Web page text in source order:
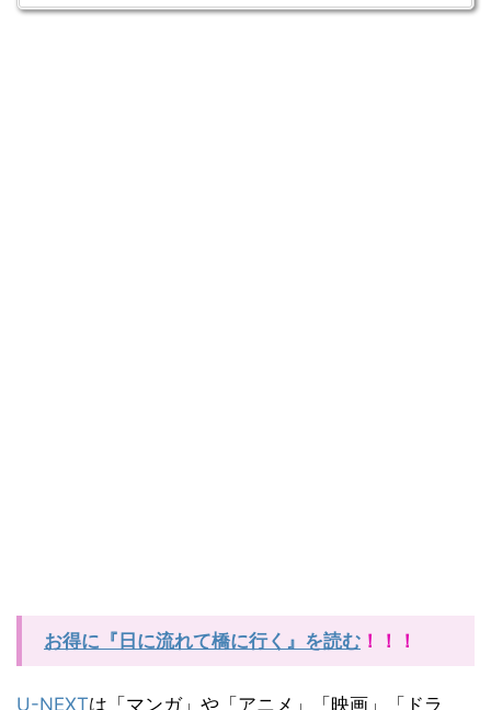
お得に『日に流れて橋に行く』を読む ！！！
U-NEXTは「マンガ」や「アニメ」「映画」「ドラ